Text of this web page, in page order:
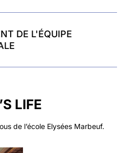
DE L'ÉQUIPE
LIFE
de l’école Elysées Marbeuf.